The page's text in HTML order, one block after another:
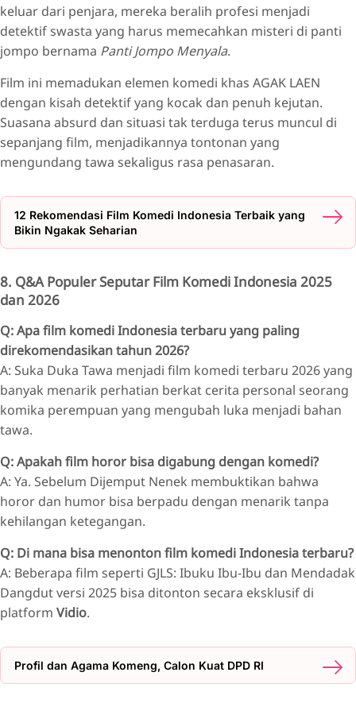
keluar dari penjara, mereka beralih profesi menjadi
detektif swasta yang harus memecahkan misteri di panti
jompo bernama Panti Jompo Menyala.
Film ini memadukan elemen komedi khas AGAK LAEN
dengan kisah detektif yang kocak dan penuh kejutan.
Suasana absurd dan situasi tak terduga terus muncul di
sepanjang film, menjadikannya tontonan yang
mengundang tawa sekaligus rasa penasaran.
12 Rekomendasi Film Komedi Indonesia Terbaik yang
Bikin Ngakak Seharian
8. Q&A Populer Seputar Film Komedi Indonesia 2025
dan 2026
Q: Apa film komedi Indonesia terbaru yang paling
direkomendasikan tahun 2026?
A: Suka Duka Tawa menjadi film komedi terbaru 2026 yang
banyak menarik perhatian berkat cerita personal seorang
komika perempuan yang mengubah luka menjadi bahan
tawa.
Q: Apakah film horor bisa digabung dengan komedi?
A: Ya. Sebelum Dijemput Nenek membuktikan bahwa
horor dan humor bisa berpadu dengan menarik tanpa
kehilangan ketegangan.
Q: Di mana bisa menonton film komedi Indonesia terbaru?
A: Beberapa film seperti GJLS: Ibuku Ibu-Ibu dan Mendadak
Dangdut versi 2025 bisa ditonton secara eksklusif di
platform Vidio.
Profil dan Agama Komeng, Calon Kuat DPD RI